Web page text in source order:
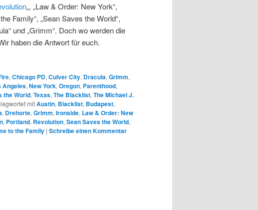
„, „Law & Order: New York“,
Family“, „Sean Saves the World“,
und „Grimm“. Doch wo werden die
haben die Antwort für euch.
, Chicago PD, Culver City, Dracula, Grimm,
Angeles, New York, Oregon, Parenthood,
the World, Texas, The Blacklist, The Michael J.
mitAustin, Blacklist, Budapest,
, Drehorte, Grimm, Ironside, Law & Order: New
, Portland, Revolution, Sean Saves the World,
to the Family | Schreibe einen Kommentar